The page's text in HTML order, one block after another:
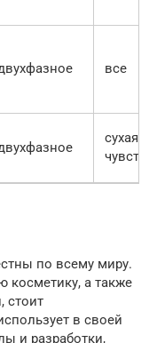
все
сухая,
по всему миру.
косметику, а также
стоит
в своей
и разработки,